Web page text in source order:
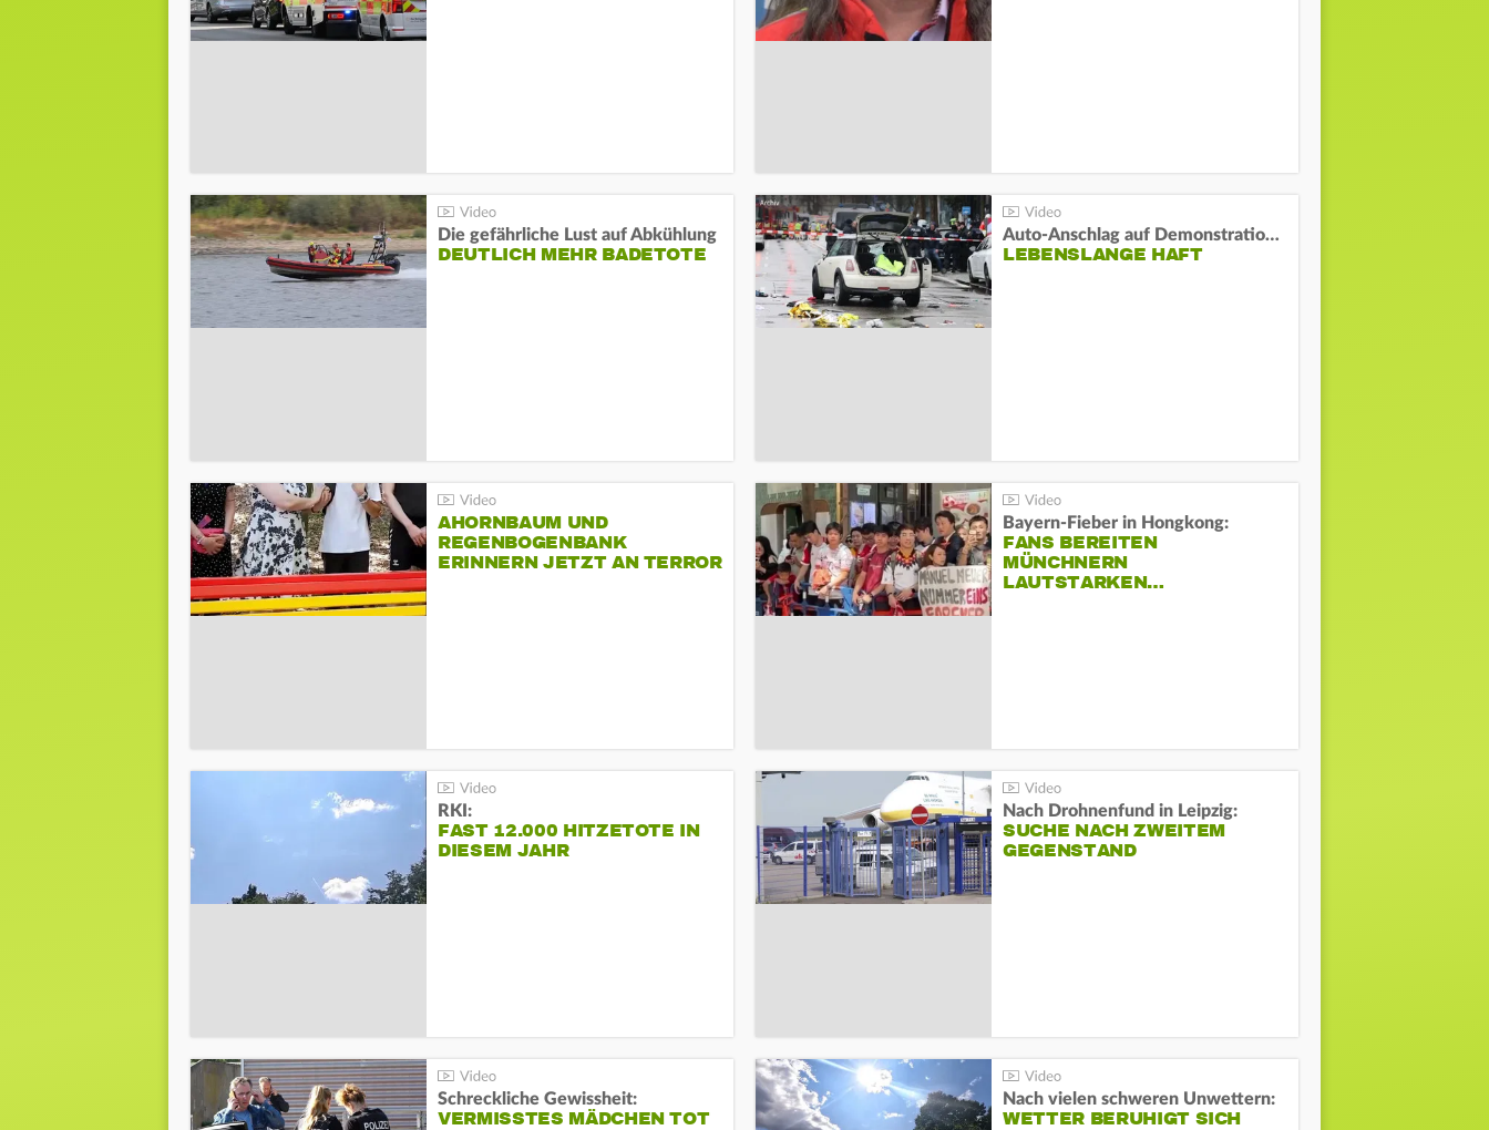
Die gefährliche Lust auf Abkühlung
DEUTLICH MEHR BADETOTE
Auto-Anschlag auf Demonstration in München:
LEBENSLANGE HAFT
AHORNBAUM UND
REGENBOGENBANK
ERINNERN JETZT AN TERROR
Bayern-Fieber in Hongkong:
FANS BEREITEN
MÜNCHNERN
LAUTSTARKEN…
RKI:
FAST 12.000 HITZETOTE IN
DIESEM JAHR
Nach Drohnenfund in Leipzig:
SUCHE NACH ZWEITEM
GEGENSTAND
Schreckliche Gewissheit:
VERMISSTES MÄDCHEN TOT
Nach vielen schweren Unwettern:
WETTER BERUHIGT SICH